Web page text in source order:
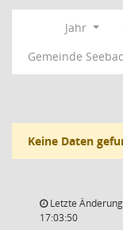
Jahr
Gemeinde
Keine Daten
Letzte
17:03:50